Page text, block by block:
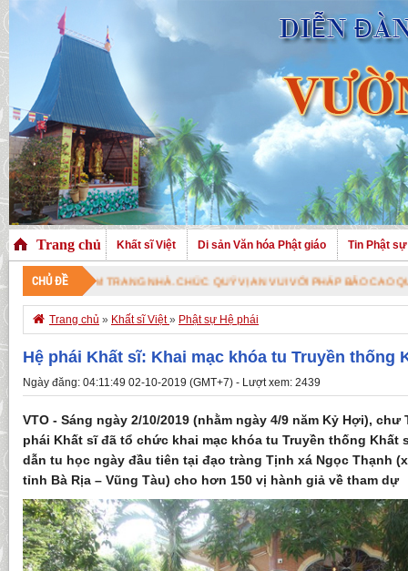
Trang chủ Khất sĩ Việt Di sản Văn hóa Phật giáo Tin Phật sự
CHỦ ĐỀ
CHÚC QUÝ VỊ AN VUI VỚI PHÁP BẢO CAO QUÝ !
 Trang chủ » Khất sĩ Việt» Phật sự Hệ phái
Hệ phái Khất sĩ: Khai mạc khóa tu Truyền thống
Ngày đăng: 04:11:49 02-10-2019 (GMT+7) - Lượt xem: 2439
VTO - Sáng ngày 2/10/2019 (nhằm ngày 4/9 năm Kỷ Hợi),
phái Khất sĩ đã tổ chức khai mạc khóa tu Truyền thống Khất
dẫn tu học ngày đầu tiên tại đạo tràng Tịnh xá Ngọc Thạnh
tỉnh Bà Rịa – Vũng Tàu) cho hơn 150 vị hành giả về tham dự